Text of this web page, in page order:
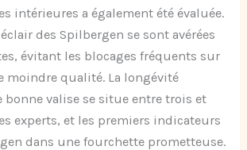
intérieures a également été évaluée.
des Spilbergen se sont avérées
évitant les blocages fréquents sur
moindre qualité. La longévité
bonne valise se situe entre trois et
experts, et les premiers indicateurs
dans une fourchette prometteuse.